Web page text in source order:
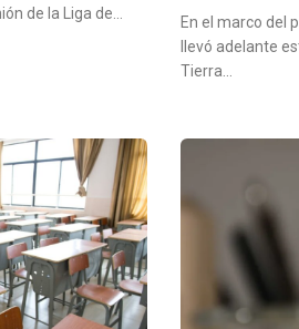
de la Liga de…
En el marco del
llevó adelante
Tierra…